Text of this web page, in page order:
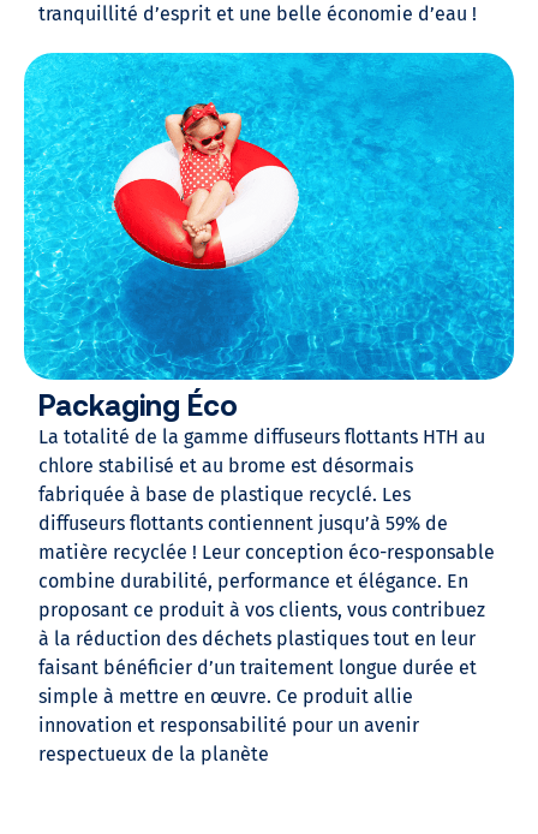
tranquillité d’esprit et une belle économie d’eau !
Packaging Éco
La totalité de la gamme diffuseurs flottants HTH au
chlore stabilisé et au brome est désormais
fabriquée à base de plastique recyclé. Les
diffuseurs flottants contiennent jusqu’à 59% de
matière recyclée ! Leur conception éco-responsable
combine durabilité, performance et élégance. En
proposant ce produit à vos clients, vous contribuez
à la réduction des déchets plastiques tout en leur
faisant bénéficier d’un traitement longue durée et
simple à mettre en œuvre. Ce produit allie
innovation et responsabilité pour un avenir
respectueux de la planète